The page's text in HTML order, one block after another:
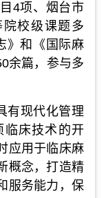
4项、烟台市
校级课题多
》和《国际麻
余篇，参与多
有现代化管理
临床技术的开
应用于临床麻
概念，打造精
服务能力，保